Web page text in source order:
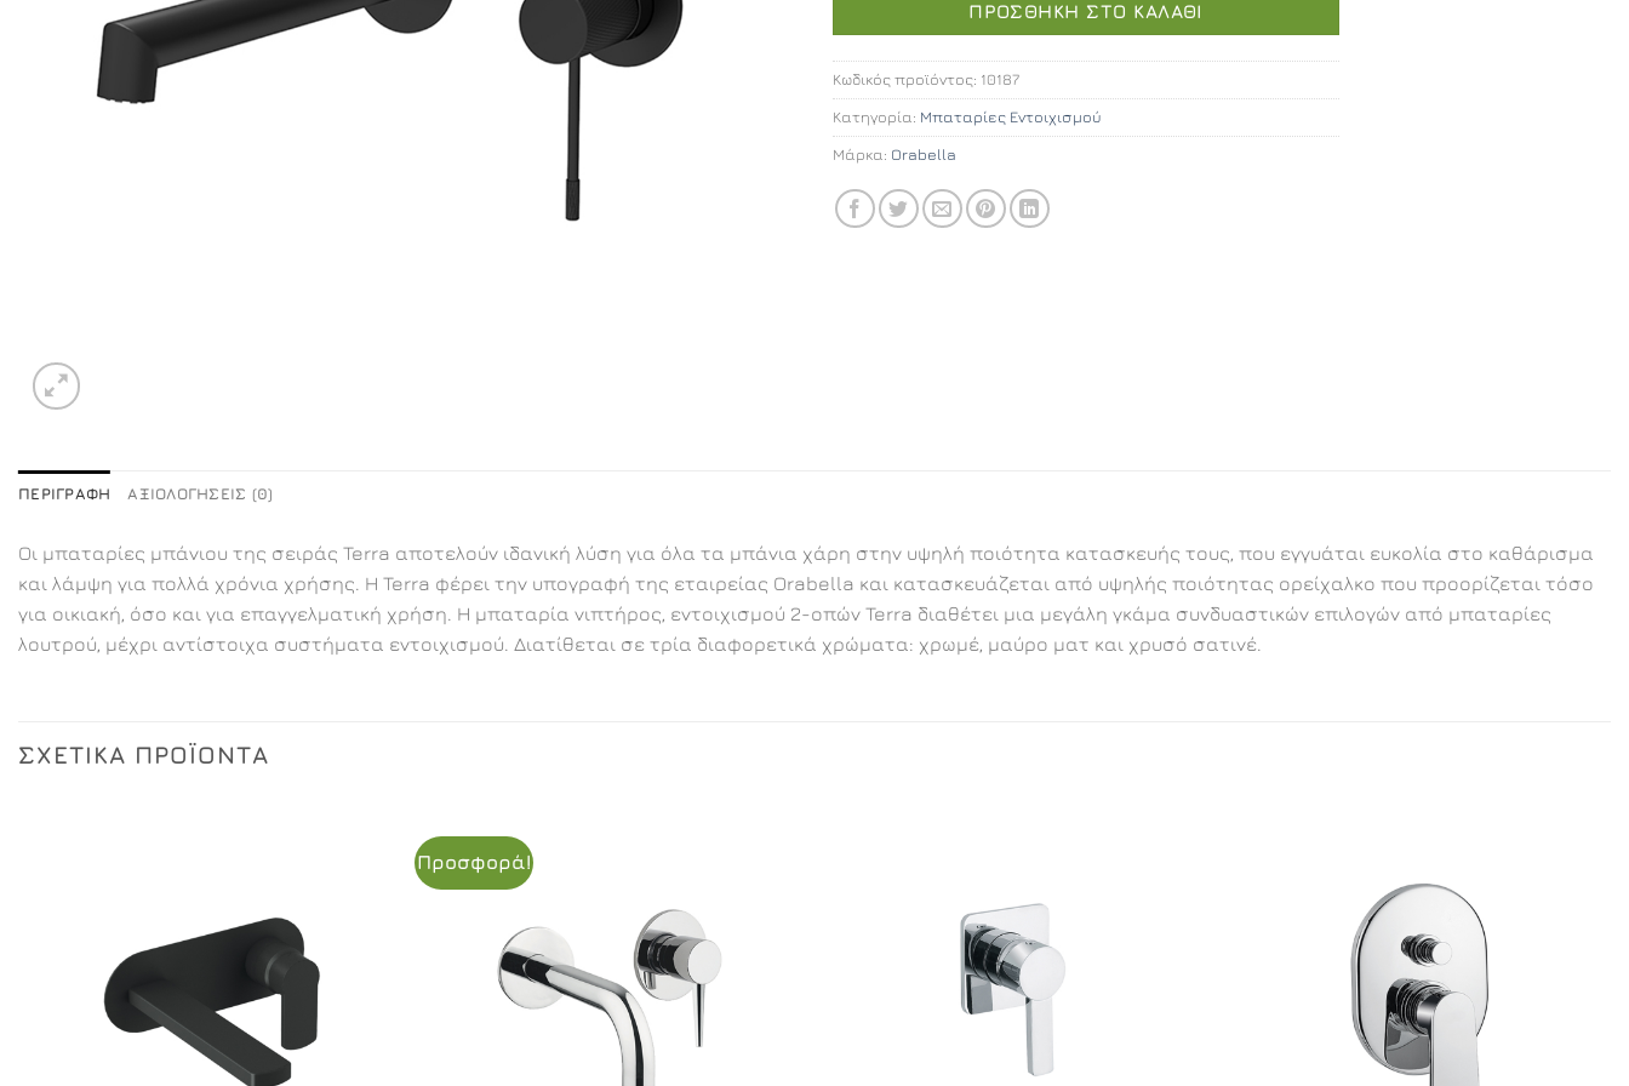
ΠΡΟΣΘΉΚΗ ΣΤΟ ΚΑΛΆΘΙ
Κωδικός προϊόντος: 10187
Κατηγορία: Μπαταρίες Εντοιχισμού
Μάρκα: Orabella
ΠΕΡΙΓΡΑΦΉ ΑΞΙΟΛΟΓΉΣΕΙΣ (0)
Οι μπαταρίες μπάνιου της σειράς Terra αποτελούν ιδανική λύση για όλα τα μπάνια χάρη στην υψηλή ποιότητα κατασκευής τους, που εγγυάται ευκολία στο καθάρισμα
και λάμψη για πολλά χρόνια χρήσης. Η Terra φέρει την υπογραφή της εταιρείας Orabella και κατασκευάζεται από υψηλής ποιότητας ορείχαλκο που προορίζεται τόσο
για οικιακή, όσο και για επαγγελματική χρήση. Η μπαταρία νιπτήρος, εντοιχισμού 2-οπών Terra διαθέτει μια μεγάλη γκάμα συνδυαστικών επιλογών από μπαταρίες
λουτρού, μέχρι αντίστοιχα συστήματα εντοιχισμού. Διατίθεται σε τρία διαφορετικά χρώματα: χρωμέ, μαύρο ματ και χρυσό σατινέ.
ΣΧΕΤΙΚΆ ΠΡΟΪΌΝΤΑ
Προσφορά!